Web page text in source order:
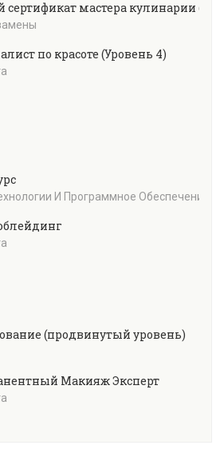
мастера кулинарии
по красоте (Уровень 4)
И Программное Обеспечение
(продвинутый уровень)
Макияж Эксперт